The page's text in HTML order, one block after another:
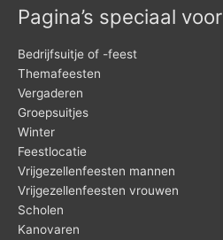
Pagina’s speciaal voor
Bedrijfsuitje of -feest
Themafeesten
Vergaderen
Groepsuitjes
Winter
Feestlocatie
Vrijgezellenfeesten mannen
Vrijgezellenfeesten vrouwen
Scholen
Kanovaren